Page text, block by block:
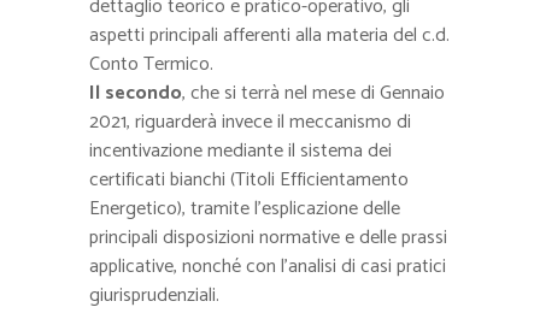
dettaglio teorico e pratico-operativo, gli
aspetti principali afferenti alla materia del c.d.
Conto Termico.
Il secondo, che si terrà nel mese di Gennaio
2021, riguarderà invece il meccanismo di
incentivazione mediante il sistema dei
certificati bianchi (Titoli Efficientamento
Energetico), tramite l’esplicazione delle
principali disposizioni normative e delle prassi
applicative, nonché con l’analisi di casi pratici
giurisprudenziali.